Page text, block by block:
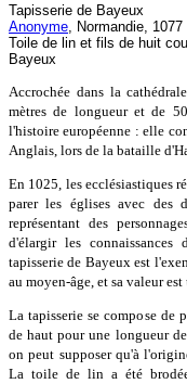
Tapisserie de Bayeux
Anonyme, Normandie, 1077
Toile de lin et fils de huit
Bayeux
Accrochée dans la
mètres de longueur et de
l'histoire européenne : elle
Anglais, lors de la bataille
En 1025, les ecclésiastiques
parer les églises avec des
représentant des
d'élargir les
tapisserie de Bayeux est
au moyen-âge, et sa valeur
La tapisserie se compose de
de haut pour une longueur
on peut supposer qu'à
La toile de lin a été